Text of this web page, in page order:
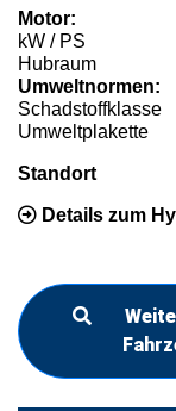
Motor:
kW / PS
Hubraum
Umweltnormen:
Schadstoffklasse
Umweltplakette
Standort
Details zum